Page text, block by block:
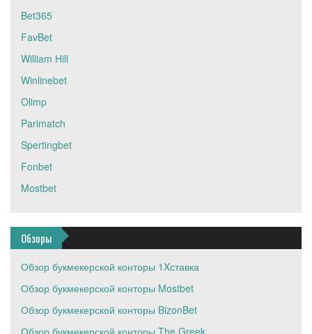
Bet365
FavBet
William Hill
Winlinebet
Olimp
Parimatch
Spertingbet
Fonbet
Mostbet
Обзоры
Обзор букмекерской конторы 1Xставка
Обзор букмекерской конторы Mostbet
Обзор букмекерской конторы BizonBet
Обзор букмекерской конторы The Greek